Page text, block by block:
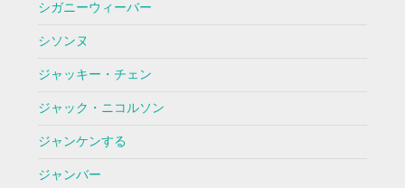
シガニーウィーバー
シソンヌ
ジャッキー・チェン
ジャック・ニコルソン
ジャンケンする
ジャンバー